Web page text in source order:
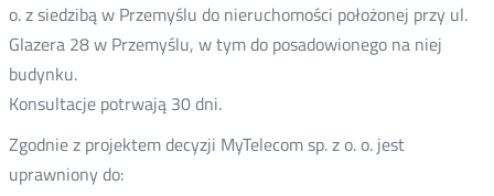
o. z siedzibą w Przemyślu do nieruchomości położonej przy ul.
Glazera 28 w Przemyślu, w tym do posadowionego na niej
budynku.
Konsultacje potrwają 30 dni.
Zgodnie z projektem decyzji MyTelecom sp. z o. o. jest
uprawniony do: